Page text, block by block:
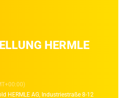
HERMLE
HERMLE AG, Industriestraße 8-12